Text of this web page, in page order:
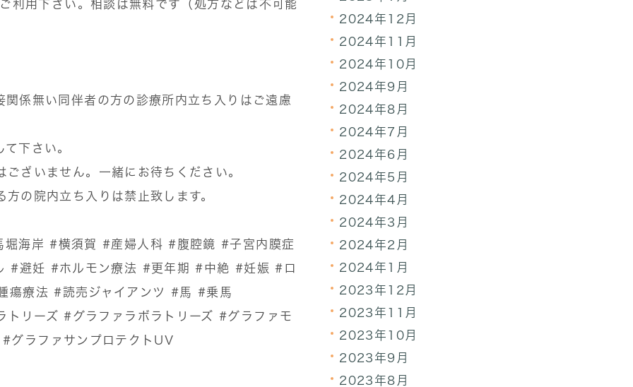
利用下さい。相談は無料です（処方などは不可能
関係無い同伴者の方の診療所内立ち入りはご遠慮
下さい。
ざいません。一緒にお待ちください。
の院内立ち入りは禁止致します。
堀海岸 #横須賀 #産婦人科 #腹腔鏡 #子宮内膜症
#避妊 #ホルモン療法 #更年期 #中絶 #妊娠 #ロ
瘍療法 #読売ジャイアンツ #馬
#乗馬
トリーズ #グラファラボラトリーズ #グラファモ
#グラファサンプロテクトUV
2024年12月
2024年11月
2024年10月
2024年9月
2024年8月
2024年7月
2024年6月
2024年5月
2024年4月
2024年3月
2024年2月
2024年1月
2023年12月
2023年11月
2023年10月
2023年9月
2023年8月